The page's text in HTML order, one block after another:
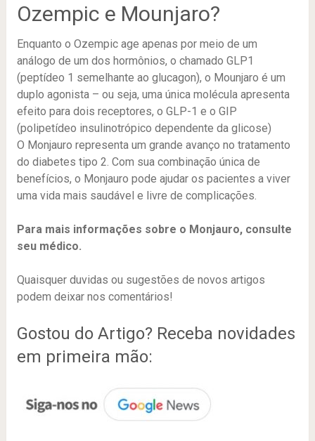
Ozempic e Mounjaro?
Enquanto o Ozempic age apenas por meio de um
análogo de um dos hormônios, o chamado GLP1
(peptídeo 1 semelhante ao glucagon), o Mounjaro é um
duplo agonista – ou seja, uma única molécula apresenta
efeito para dois receptores, o GLP-1 e o GIP
(polipetídeo insulinotrópico dependente da glicose)
O Monjauro representa um grande avanço no tratamento
do diabetes tipo 2. Com sua combinação única de
benefícios, o Monjauro pode ajudar os pacientes a viver
uma vida mais saudável e livre de complicações.
Para mais informações sobre o Monjauro, consulte
seu médico.
Quaisquer duvidas ou sugestões de novos artigos
podem deixar nos comentários!
Gostou do Artigo? Receba novidades
em primeira mão: